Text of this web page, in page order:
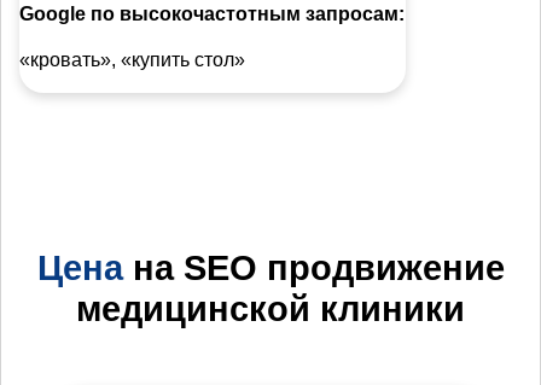
Google по высокочастотным запросам:
«кровать», «купить стол»
Ценана SEO продвижение
медицинской клиники